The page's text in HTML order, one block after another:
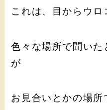
これは、目からウロ
色々な場所で聞いた
が
お見合いとかの場